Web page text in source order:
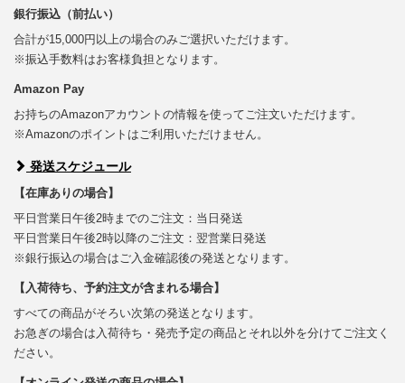
銀行振込（前払い）
合計が15,000円以上の場合のみご選択いただけます。
※振込手数料はお客様負担となります。
Amazon Pay
お持ちのAmazonアカウントの情報を使ってご注文いただけます。
※Amazonのポイントはご利用いただけません。
発送スケジュール
【在庫ありの場合】
平日営業日午後2時までのご注文：当日発送
平日営業日午後2時以降のご注文：翌営業日発送
※銀行振込の場合はご入金確認後の発送となります。
【入荷待ち、予約注文が含まれる場合】
すべての商品がそろい次第の発送となります。
お急ぎの場合は入荷待ち・発売予定の商品とそれ以外を分けてご注文く
ださい。